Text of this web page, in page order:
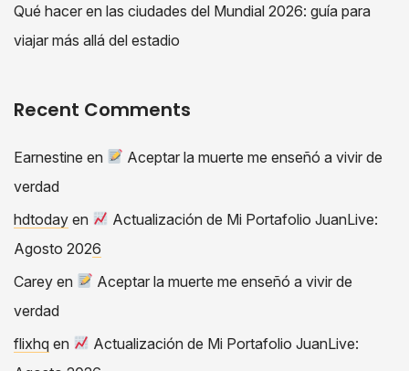
Qué hacer en las ciudades del Mundial 2026: guía para
viajar más allá del estadio
Recent Comments
Earnestine en
Aceptar la muerte me enseñó a vivir de
verdad
hdtoday en
Actualización de Mi Portafolio JuanLive:
Agosto 2026
Carey en
Aceptar la muerte me enseñó a vivir de
verdad
flixhq en
Actualización de Mi Portafolio JuanLive: